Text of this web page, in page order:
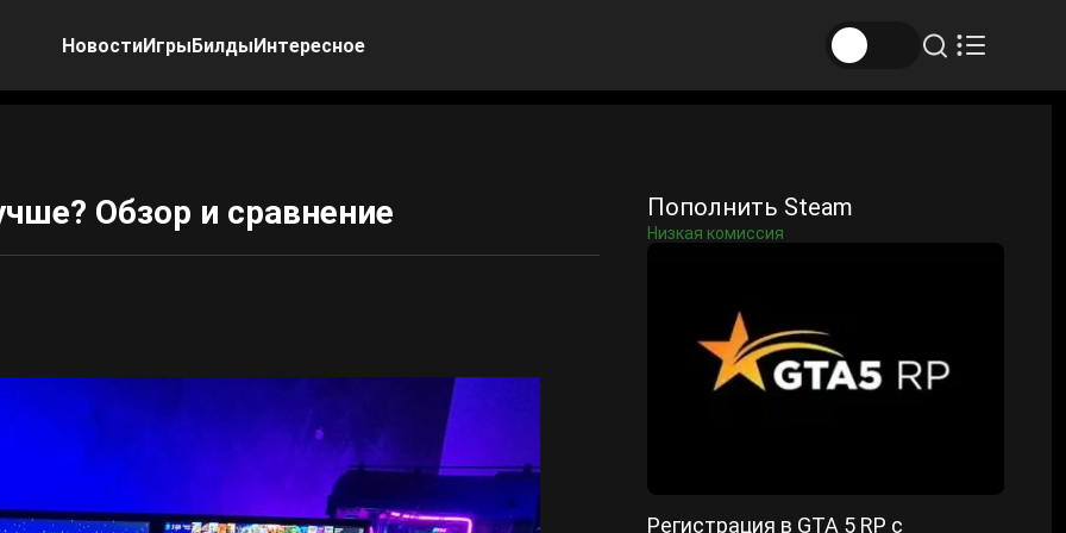
НовостиИгрыБилдыИнтересное
Обзор и сравнение Пополнить Steam
Низкая комиссия
Регистрация в GTA 5 RP с